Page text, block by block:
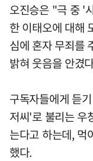
오진승은 "극 중 '
한 이태오에 대해
심에 혼자 무죄를
밝혀 웃음을 안겼
구독자들에게 듣
저씨'로 불리는 우
는다고 하는데, 먹
했다.